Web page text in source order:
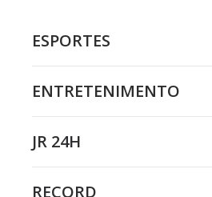
ESPORTES
ENTRETENIMENTO
JR 24H
RECORD